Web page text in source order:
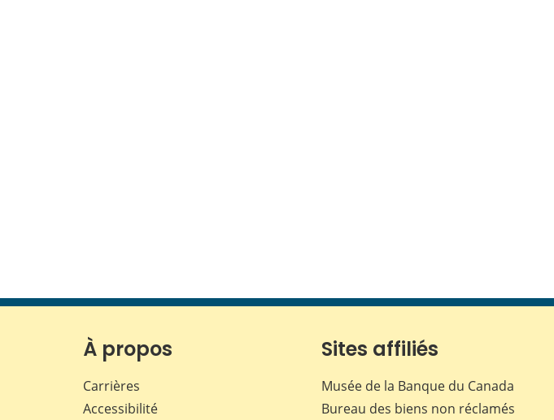
À propos
Carrières
Accessibilité
Sites affiliés
Musée de la Banque du Canada
Bureau des biens non réclamés